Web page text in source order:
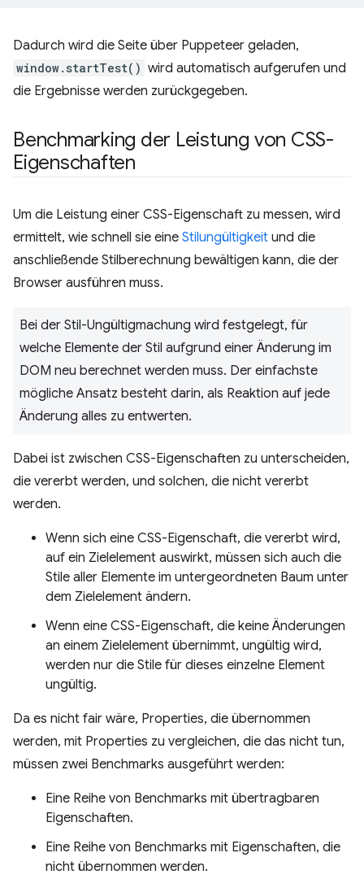
Dadurch wird die Seite über Puppeteer geladen,
window.startTest() wird automatisch aufgerufen und
die Ergebnisse werden zurückgegeben.
Benchmarking der Leistung von CSS-
Eigenschaften
Um die Leistung einer CSS-Eigenschaft zu messen, wird
ermittelt, wie schnell sie eine Stilungültigkeit und die
anschließende Stilberechnung bewältigen kann, die der
Browser ausführen muss.
Bei der Stil-Ungültigmachung wird festgelegt, für
welche Elemente der Stil aufgrund einer Änderung im
DOM neu berechnet werden muss. Der einfachste
mögliche Ansatz besteht darin, als Reaktion auf jede
Änderung alles zu entwerten.
Dabei ist zwischen CSS-Eigenschaften zu unterscheiden,
die vererbt werden, und solchen, die nicht vererbt
werden.
Wenn sich eine CSS-Eigenschaft, die vererbt wird,
auf ein Zielelement auswirkt, müssen sich auch die
Stile aller Elemente im untergeordneten Baum unter
dem Zielelement ändern.
Wenn eine CSS-Eigenschaft, die keine Änderungen
an einem Zielelement übernimmt, ungültig wird,
werden nur die Stile für dieses einzelne Element
ungültig.
Da es nicht fair wäre, Properties, die übernommen
werden, mit Properties zu vergleichen, die das nicht tun,
müssen zwei Benchmarks ausgeführt werden:
Eine Reihe von Benchmarks mit übertragbaren
Eigenschaften.
Eine Reihe von Benchmarks mit Eigenschaften, die
nicht übernommen werden.